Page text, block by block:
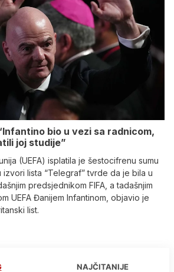
bio u vezi sa radnicom,
joj studije”
(UEFA) isplatila je šestocifrenu sumu
lista “Telegraf” tvrde da je bila u
predsjednikom FIFA, a tadašnjim
UEFA Đanijem Infantinom, objavio je
list.
NAJČITANIJE